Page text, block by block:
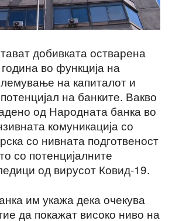
добивката остварена
во функција на
на капиталот и
на банките. Вакво
од Народната банка во
комуникација со
со нивната подготвеност
со потенцијалните
од вирусот Ковид-19.
им укажа дека очекува
да покажат високо ниво на